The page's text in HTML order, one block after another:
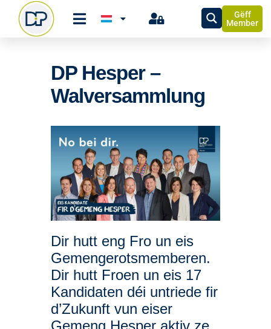
Gëff
Member
DP Hesper –
Walversammlung
Dir hutt eng Fro un eis
Gemengerotsmemberen.
Dir hutt Froen un eis 17
Kandidaten déi untriede fir
d’Zukunft vun eiser